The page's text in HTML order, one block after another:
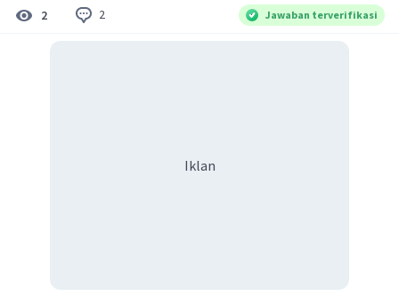
2 2 Jawaban terverifikasi
Iklan